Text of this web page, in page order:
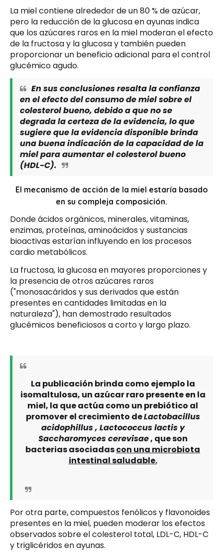
La miel contiene alrededor de un 80 % de azúcar,
pero la reducción de la glucosa en ayunas indica
que los azúcares raros en la miel moderan el efecto
de la fructosa y la glucosa y también pueden
proporcionar un beneficio adicional para el control
glucémicoagudo.
En sus conclusiones resalta la confianza
en el efecto del consumo de miel sobre el
colesterol bueno, debido a que no se
degrada la certeza de la evidencia, lo que
sugiere que la evidencia disponible brinda
una buena indicación de la capacidad de la
miel para aumentar el colesterol bueno
(HDL-C).
El mecanismo de acción de la miel estaría basado
en su compleja composición.
Donde ácidos orgánicos, minerales, vitaminas,
enzimas, proteínas, aminoácidos y sustancias
bioactivas estarían influyendo en los procesos
cardio metabólicos.
La fructosa, la glucosa en mayores proporciones y
la presencia de otros azúcares raros
("monosacáridos y sus derivados que están
presentes en cantidades limitadas en la
naturaleza"), han demostrado resultados
glucémicos beneficiosos a corto y largo plazo.
La publicación brinda como ejemplo la
isomaltulosa, un azúcar raro presente en la
miel, la que actúa como un prebiótico al
promover el crecimiento deLactobacillus
acidophillus , Lactococcus lactis y
Saccharomyces cerevisae, que son
bacterias asociadascon una microbiota
intestinal saludable.
Por otra parte, compuestos fenólicos y flavonoides
presentes en la miel, pueden moderar los efectos
observados sobre el colesterol total, LDL-C, HDL-C
y triglicéridos en ayunas.